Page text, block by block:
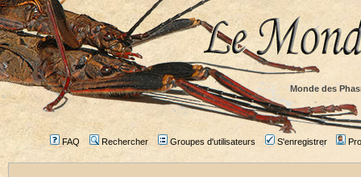
Monde des
FAQ Rechercher Groupes d'utilisateurs S'enregistrer